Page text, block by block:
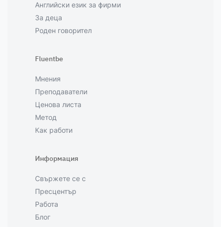
Английски език за фирми
За деца
Роден говорител
Fluentbe
Мнения
Преподаватели
Ценова листа
Метод
Как работи
Информация
Свържете се с
Пресцентър
Работа
Блог